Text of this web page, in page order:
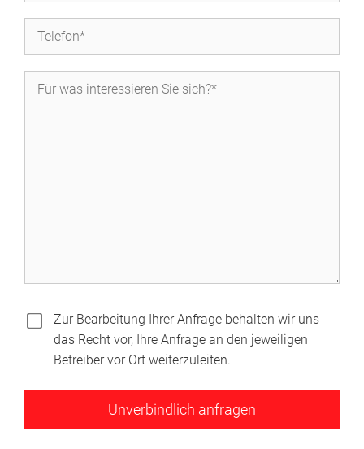
Zur Bearbeitung Ihrer Anfrage behalten wir uns
das Recht vor, Ihre Anfrage an den jeweiligen
Betreiber vor Ort weiterzuleiten.